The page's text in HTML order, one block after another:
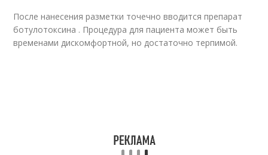
После нанесения разметки точечно вводится препарат
ботулотоксина . Процедура для пациента может быть
временами дискомфортной, но достаточно терпимой.